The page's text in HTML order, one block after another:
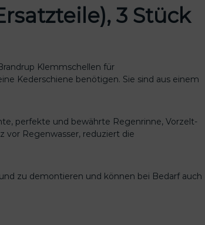
3 Stück
Klemmschellen für
Kederschiene benötigen. Sie sind aus einem
perfekte und bewährte Regenrinne, Vorzelt-
vor Regenwasser, reduziert die
zu demontieren und können bei Bedarf auch